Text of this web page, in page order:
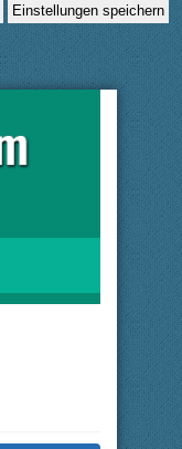
Einstellungen speichern